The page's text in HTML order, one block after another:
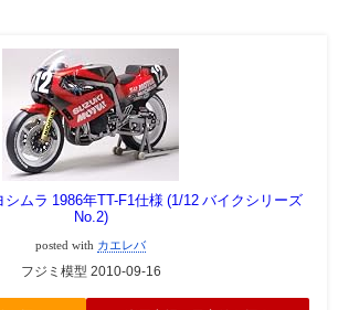
シムラ 1986年TT-F1仕様 (1/12 バイクシリーズ
No.2)
posted with カエレバ
フジミ模型 2010-09-16